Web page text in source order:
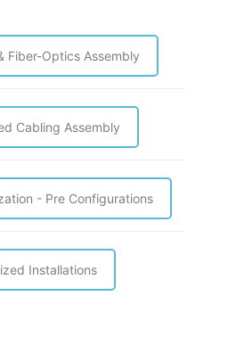
LDF
series
ποσότητα
Fiber-Optics Assembly
Cabling Assembly
- Pre Configurations
Installations